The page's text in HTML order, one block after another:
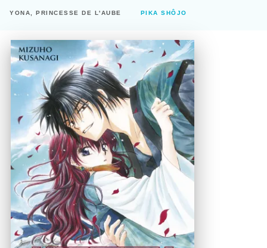
YONA, PRINCESSE DE L'AUBE PIKA SHÔJO